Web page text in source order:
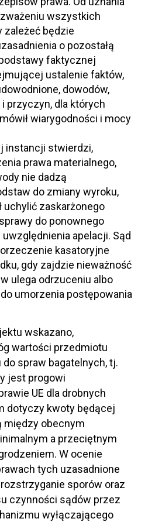
wszystkich
zależeć będzie
o pozostałą
faktycznej
ustalenie faktów,
dowodów,
i przyczyn, dla których
wiarygodności i mocy
instancji stwierdzi,
prawa materialnego,
nie dadzą
do zmiany wyroku,
uchylić zaskarżonego
do ponownego
apelacji. Sąd
kasatoryjne
gdy zajdzie nieważność
ulega odrzuceniu albo
umorzenia postępowania
wskazano,
wartości przedmiotu
spraw bagatelnych, tj.
jest progowi
UE dla drobnych
dotyczy kwoty będącej
między obecnym
a przeciętnym
W ocenie
tych uzasadnione
sporów oraz
czynności sądów przez
wyłączającego